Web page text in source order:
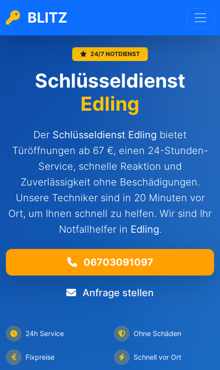
BLITZ
24/7 NOTDIENST
Schlüsseldienst
Edling
Der Schlüsseldienst Edling bietet
Türöffnungen ab 67 €, einen 24-Stunden-
Service, schnelle Reaktion und
Zuverlässigkeit ohne Beschädigungen.
Unsere Techniker sind in 20 Minuten vor
Ort, um Ihnen schnell zu helfen. Wir sind Ihr
Notfallhelfer in Edling.
06703091097
Anfrage stellen
24h Service Ohne Schäden
Fixpreise Schnell vor Ort